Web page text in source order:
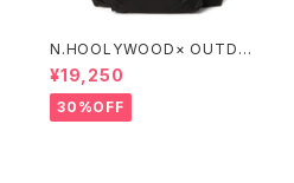
N.HOOLYWOOD× OUTDO
OR PRODUCTS｜BACKPAC
K(2251-AC02)
¥19,250
30%OFF